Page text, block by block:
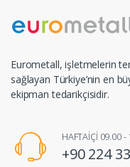
Eurometall, işletmelerin
sağlayan Türkiye’nin en
ekipman tedarikçisidir.
HAFTAİÇİ 09.00 -
+90 224